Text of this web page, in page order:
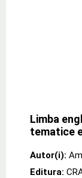
Limba
tematice
Autor(i):
Editura: